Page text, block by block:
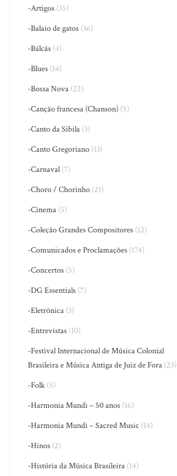
-Artigos (35)
-Balaio de gatos (36)
-Bálcãs (4)
-Blues (14)
-Bossa Nova (22)
-Canção francesa (Chanson) (5)
-Canto da Sibila (3)
-Canto Gregoriano (13)
-Carnaval (7)
-Choro / Chorinho (21)
-Cinema (5)
-Coleção Grandes Compositores (12)
-Comunicados e Proclamações (174)
-Concertos (5)
-DG Essentials (7)
-Eletrônica (3)
-Entrevistas (10)
-Festival Internacional de Música Colonial
Brasileira e Música Antiga de Juiz de Fora (23)
-Folk (5)
-Harmonia Mundi – 50 anos (16)
-Harmonia Mundi – Sacred Music (14)
-Hinos (2)
-História da Música Brasileira (14)